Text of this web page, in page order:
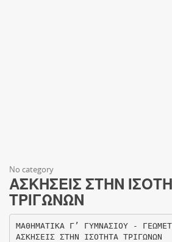
No category
ΑΣΚΗΣΕΙΣ ΣΤΗΝ
ΤΡΙΓΩΝΩΝ
ΜΑΘΗΜΑΤΙΚΑ Γ’ ΓΥΜΝΑΣΙΟΥ -
ΑΣΚΗΣΕΙΣ ΣΤΗΝ ΙΣΟΤΗΤΑ ΤΡΙΓΩΝΩΝ